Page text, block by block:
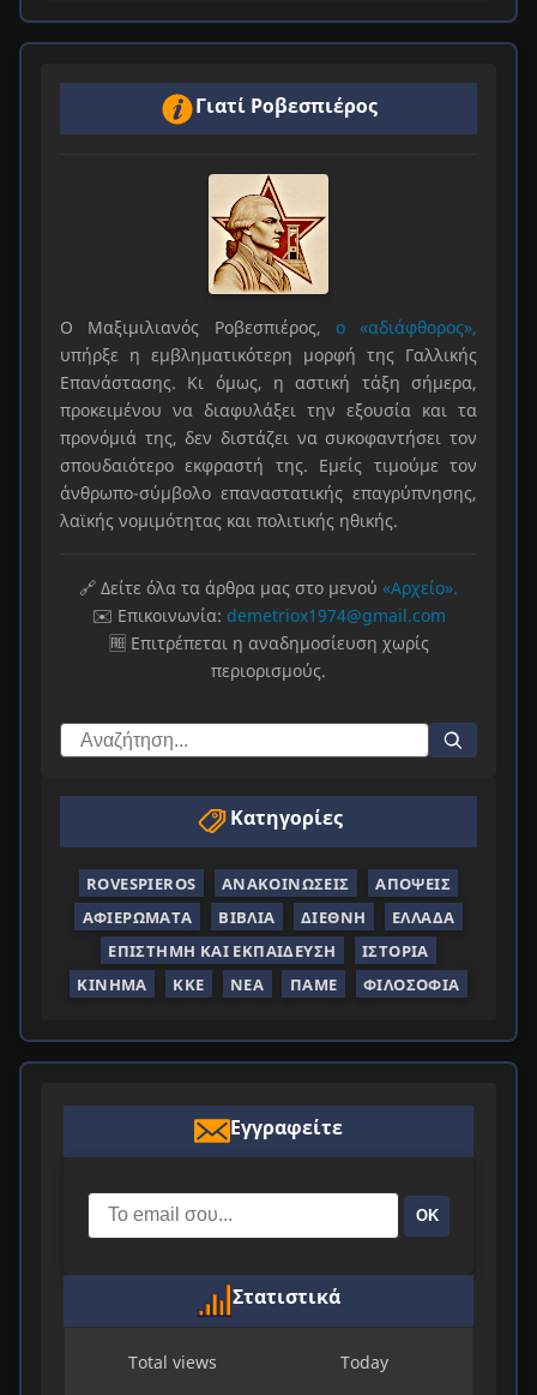
Γιατί Ροβεσπιέρος
Ο Μαξιμιλιανός Ροβεσπιέρος, ο «αδιάφθορος»,
υπήρξε η εμβληματικότερη μορφή της Γαλλικής
Επανάστασης. Κι όμως, η αστική τάξη σήμερα,
προκειμένου να διαφυλάξει την εξουσία και τα
προνόμιά της, δεν διστάζει να συκοφαντήσει τον
σπουδαιότερο εκφραστή της. Εμείς τιμούμε τον
άνθρωπο-σύμβολο επαναστατικής επαγρύπνησης,
λαϊκής νομιμότητας και πολιτικής ηθικής.
🔗 Δείτε όλα τα άρθρα μας στο μενού «Αρχείο».
✉️ Επικοινωνία: demetriox1974@gmail.com
🆓 Επιτρέπεται η αναδημοσίευση χωρίς
περιορισμούς.
Κατηγορίες
ROVESPIEROS ΑΝΑΚΟΙΝΏΣΕΙΣ
ΑΠΌΨΕΙΣ
ΑΦΙΕΡΏΜΑΤΑ
ΒΙΒΛΊΑ ΔΙΕΘΝΉ
ΕΛΛΆΔΑ
ΕΠΙΣΤΉΜΗ ΚΑΙ ΕΚΠΑΊΔΕΥΣΗ
ΙΣΤΟΡΊΑ
ΚΊΝΗΜΑ
ΚΚΕ ΝΈΑ ΠΑΜΕ ΦΙΛΟΣΟΦΊΑ
Εγγραφείτε
ΟΚ
Στατιστικά
Total views Today